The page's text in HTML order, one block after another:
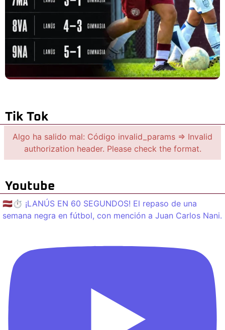
Tik Tok
Algo ha salido mal: Código invalid_params => Invalid
authorization header. Please check the format.
Youtube
🇱🇻⏱️ ¡LANÚS EN 60 SEGUNDOS! El repaso de una
semana negra en fútbol, con mención a Juan Carlos Nani.